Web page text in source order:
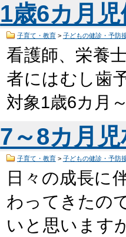
1歳6カ月
子育て・教育> 子どもの健診・予防
看護師、栄養
者にはむし歯
対象1歳6カ月
7～8カ月
子育て・教育> 子どもの健診・予防
日々の成長に
わってきたの
いと思います